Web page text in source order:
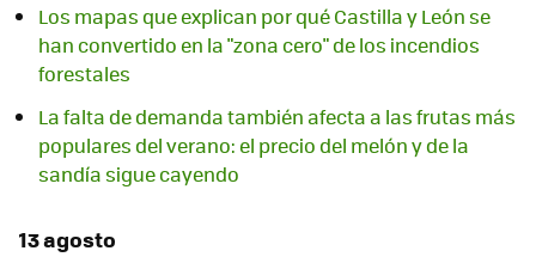
Los mapas que explican por qué Castilla y León se
han convertido en la "zona cero" de los incendios
forestales
La falta de demanda también afecta a las frutas más
populares del verano: el precio del melón y de la
sandía sigue cayendo
13 agosto